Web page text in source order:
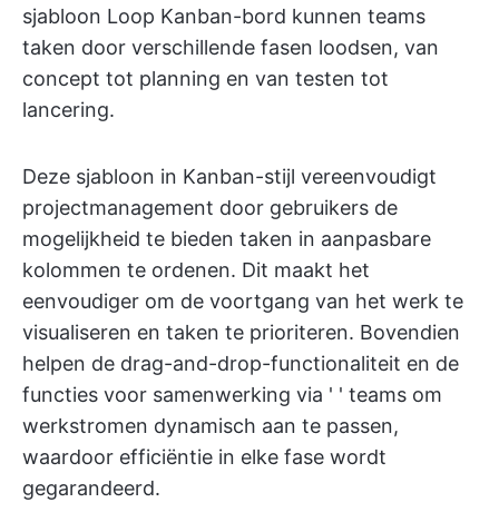
sjabloon Loop Kanban-bord kunnen teams
taken door verschillende fasen loodsen, van
concept tot planning en van testen tot
lancering.
Deze sjabloon in Kanban-stijl vereenvoudigt
projectmanagement door gebruikers de
mogelijkheid te bieden taken in aanpasbare
kolommen te ordenen. Dit maakt het
eenvoudiger om de voortgang van het werk te
visualiseren en taken te prioriteren. Bovendien
helpen de drag-and-drop-functionaliteit en de
functies voor samenwerking via ' ' teams om
werkstromen dynamisch aan te passen,
waardoor efficiëntie in elke fase wordt
gegarandeerd.